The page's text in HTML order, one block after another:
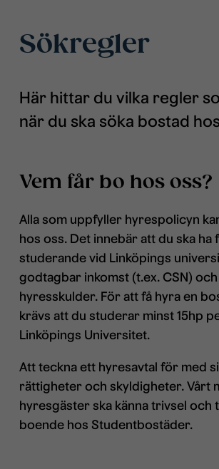
Sökregler
Här hittar du vilka regler
när du ska söka bostad
Vem får bo hos oss?
Alla som uppfyller hyrespolicyn
hos oss. Det innebär att du ska ha
studerande vid Linköpings
godtagbar inkomst (t.ex. CSN)
hyresskulder. För att få hyra en
krävs att du studerar minst 15hp
Linköpings Universitet.
Att teckna ett hyresavtal för med
rättigheter och skyldigheter. Vårt
hyresgäster ska känna trivsel och
boende hos Studentbostäder.